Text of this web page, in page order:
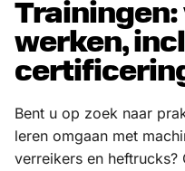
Trainingen:
werken,
Bent u op zoek naar
leren omgaan met
verreikers en